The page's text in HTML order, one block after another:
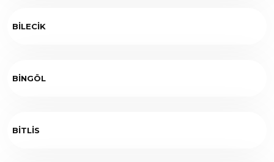
BİLECİK
BİNGÖL
BİTLİS